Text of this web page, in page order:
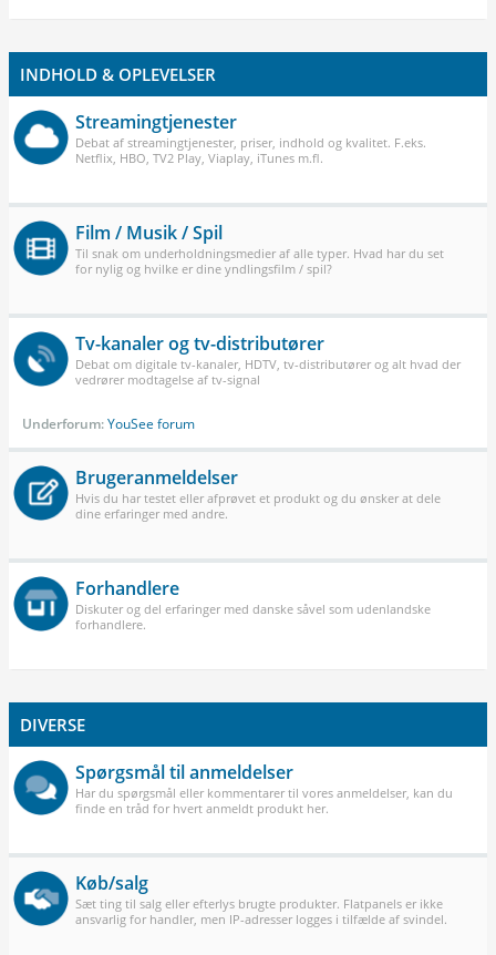
INDHOLD & OPLEVELSER
Streamingtjenester
Debat af streamingtjenester, priser, indhold og kvalitet. F.eks.
Netflix, HBO, TV2 Play, Viaplay, iTunes m.fl.
Film / Musik / Spil
Til snak om underholdningsmedier af alle typer. Hvad har du set
for nylig og hvilke er dine yndlingsfilm / spil?
Tv-kanaler og tv-distributører
Debat om digitale tv-kanaler, HDTV, tv-distributører og alt hvad der
vedrører modtagelse af tv-signal
Underforum:YouSee forum
Brugeranmeldelser
Hvis du har testet eller afprøvet et produkt og du ønsker at dele
dine erfaringer med andre.
Forhandlere
Diskuter og del erfaringer med danske såvel som udenlandske
forhandlere.
DIVERSE
Spørgsmål til anmeldelser
Har du spørgsmål eller kommentarer til vores anmeldelser, kan du
finde en tråd for hvert anmeldt produkt her.
Køb/salg
Sæt ting til salg eller efterlys brugte produkter. Flatpanels er ikke
ansvarlig for handler, men IP-adresser logges i tilfælde af svindel.